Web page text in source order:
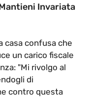
Invariata
casa confusa che
un carico fiscale
"Mi rivolgo al
di
contro questa